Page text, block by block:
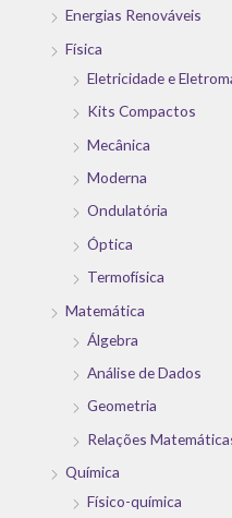
Energias Renováveis
Física
Eletricidade e
Kits Compactos
Mecânica
Moderna
Ondulatória
Óptica
Termofísica
Matemática
Álgebra
Análise de Dados
Geometria
Relações
Química
Físico-química